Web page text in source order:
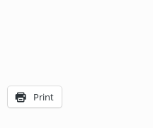
Print